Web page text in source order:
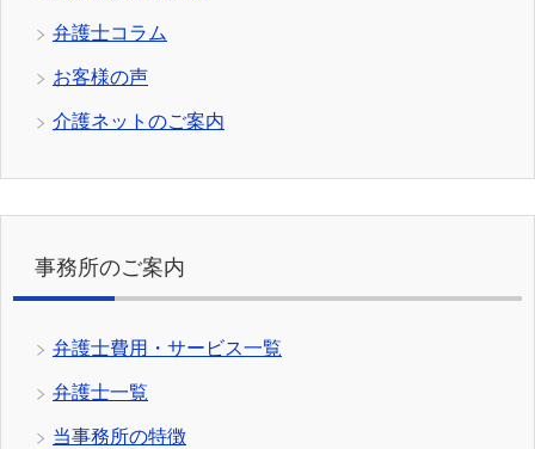
弁護士コラム
お客様の声
介護ネットのご案内
事務所のご案内
弁護士費用・サービス一覧
弁護士一覧
当事務所の特徴